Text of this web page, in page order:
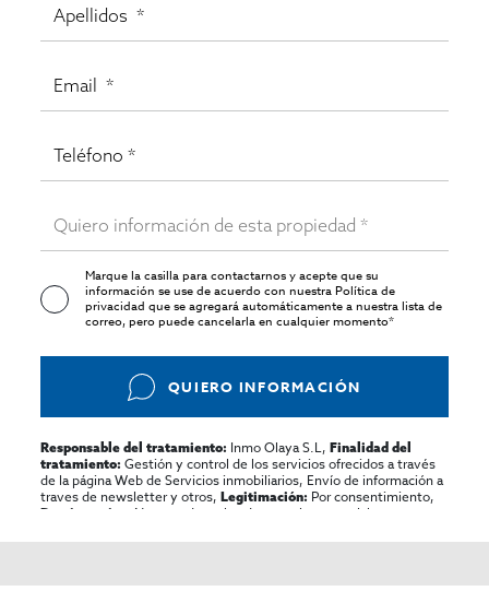
Marque la casilla para contactarnos y acepte que su
información se use de acuerdo con nuestraPolítica de
privacidadque se agregará automáticamente a nuestra lista de
correo, pero puede cancelarla en cualquier momento*
QUIERO INFORMACIÓN
Responsable del tratamiento: Inmo Olaya S.L,Finalidad del
tratamiento: Gestión y control de los servicios ofrecidos a través
de la página Web de Servicios inmobiliarios, Envío de información a
traves de newsletter y otros,Legitimación: Por consentimiento,
Destinatarios:
No se cederan los datos, salvo para elaborar
rectificar y suprimir los datos, solicitar la portabilidad de los